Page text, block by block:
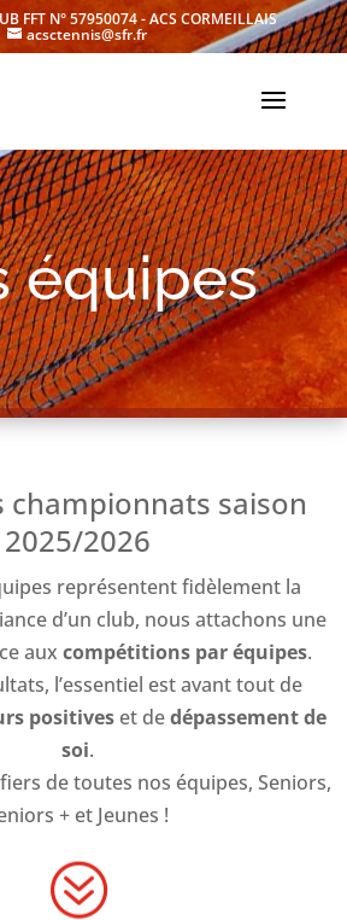
FFT N° 57950074 - ACS CORMEILLAIS
acsctennis@sfr.fr
équipes
championnats saison
2025/2026
représentent fidèlement la
d’un club, nous attachons une
aux compétitions par équipes.
l’essentiel est avant tout de
positives et dedépassement de
soi.
de toutes nos équipes, Seniors,
+ et Jeunes !
?